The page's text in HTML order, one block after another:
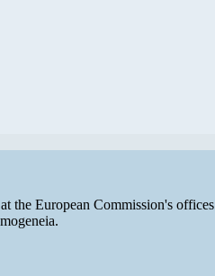
the European Commission's offices